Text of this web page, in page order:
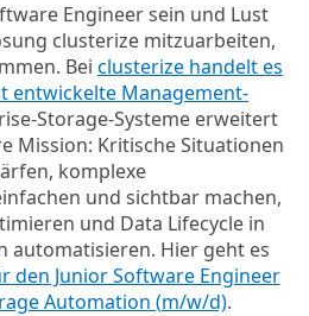
Engineer sein und Lust
clusterize mitzuarbeiten,
Bei clusterize handelt es
entwickelte Management-
Storage-Systeme erweitert
Mission: Kritische Situationen
komplexe
und sichtbar machen,
und Data Lifecycle in
automatisieren. Hier geht es
den Junior Software Engineer
Automation (m/w/d).